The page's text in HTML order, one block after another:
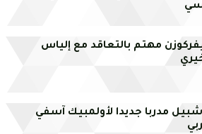
مهتم بالتعاقد مع إلياس
شبيل مدربا جديدا لأولمبيك آسفي